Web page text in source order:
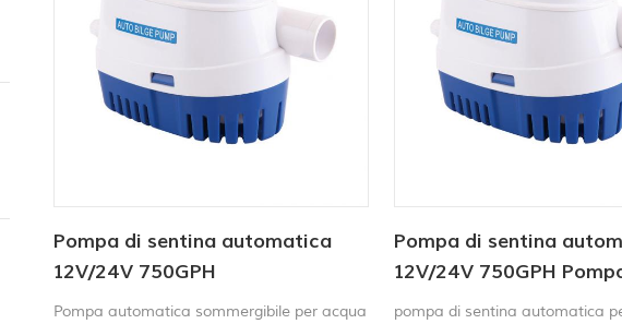
Pompa di sentina automatica
12V/24V 750GPH
Pompa automatica sommergibile per acqua
Pompa di sentina
12V/24V 750GPH
sommergibile solare CC
pompa di sentina automatica